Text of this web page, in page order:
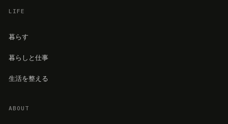
LIFE
暮らす
暮らしと仕事
生活を整える
ABOUT